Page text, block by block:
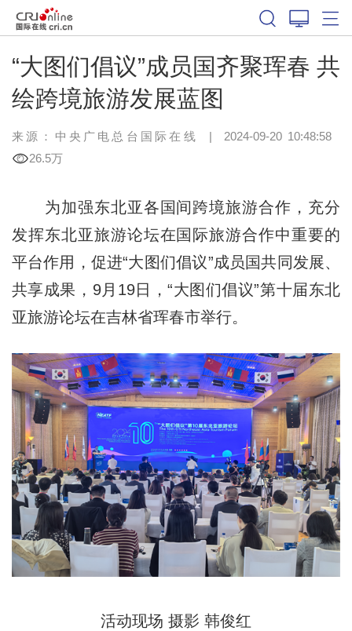
“大图们倡议”成员国齐聚珲春 共
绘跨境旅游发展蓝图
来源：中央广电总台国际在线 | 2024-09-20 10:48:58
26.5万
为加强东北亚各国间跨境旅游合作，充分
发挥东北亚旅游论坛在国际旅游合作中重要的
平台作用，促进“大图们倡议”成员国共同发展、
共享成果，9月19日，“大图们倡议”第十届东北
亚旅游论坛在吉林省珲春市举行。
活动现场 摄影 韩俊红